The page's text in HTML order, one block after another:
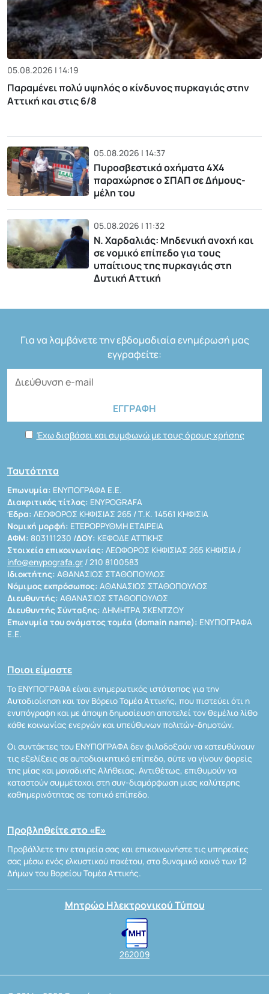
05.08.2026 | 14:19
Παραμένει πολύ υψηλός ο κίνδυνος πυρκαγιάς στην
Αττική και στις 6/8
05.08.2026 | 14:37
Πυροσβεστικά οχήματα 4Χ4
παραχώρησε ο ΣΠΑΠ σε Δήμους-
μέλη του
05.08.2026 | 11:32
Ν. Χαρδαλιάς: Μηδενική ανοχή και
σε νομικό επίπεδο για τους
υπαίτιους της πυρκαγιάς στη
Δυτική Αττική
Για να λαμβάνετε την εβδομαδιαία ενημέρωσή μας
εγγραφείτε:
Έχω διαβάσει και συμφωνώ με τους όρους χρήσης
Ταυτότητα
Επωνυμία: ΕΝΥΠΟΓΡΑΦΑ Ε.Ε.
Διακριτικός τίτλος: ENYPOGRAFA
Έδρα: ΛΕΩΦΟΡΟΣ ΚΗΦΙΣΙΑΣ 265 / Τ.Κ. 14561 ΚΗΦΙΣΙΑ
Νομική μορφή: ΕΤΕΡΟΡΡΥΘΜΗ ΕΤΑΙΡΕΙΑ
ΑΦΜ: 803111230 /ΔΟΥ: ΚΕΦΟΔΕ ΑΤΤΙΚΗΣ
Στοιχεία επικοινωνίας: ΛΕΩΦΟΡΟΣ ΚΗΦΙΣΙΑΣ 265 ΚΗΦΙΣΙΑ /
info@enypografa.gr / 210 8100583
Ιδιοκτήτης: ΑΘΑΝΑΣΙΟΣ ΣΤΑΘΟΠΟΥΛΟΣ
Νόμιμος εκπρόσωπος: ΑΘΑΝΑΣΙΟΣ ΣΤΑΘΟΠΟΥΛΟΣ
Διευθυντής: ΑΘΑΝΑΣΙΟΣ ΣΤΑΘΟΠΟΥΛΟΣ
Διευθυντής Σύνταξης: ΔΗΜΗΤΡΑ ΣΚΕΝΤΖΟΥ
Επωνυμία του ονόματος τομέα (domain name): ΕΝΥΠΟΓΡΑΦΑ
Ε.Ε.
Ποιοι είμαστε
Το ΕΝΥΠΟΓΡΑΦΑ είναι ενημερωτικός ιστότοπος για την
Αυτοδιοίκηση και τον Βόρειο Τομέα Αττικής, που πιστεύει ότι η
ενυπόγραφη και με άποψη δημοσίευση αποτελεί τον θεμέλιο λίθο
κάθε κοινωνίας ενεργών και υπεύθυνων πολιτών-δημοτών.
Οι συντάκτες του ΕΝΥΠΟΓΡΑΦΑ δεν φιλοδοξούν να κατευθύνουν
τις εξελίξεις σε αυτοδιοικητικό επίπεδο, ούτε να γίνουν φορείς
της μίας και μοναδικής Αλήθειας. Αντιθέτως, επιθυμούν να
καταστούν συμμέτοχοι στη συν-διαμόρφωση μιας καλύτερης
καθημερινότητας σε τοπικό επίπεδο.
Προβληθείτε στο «Ε»
Προβάλλετε την εταιρεία σας και επικοινωνήστε τις υπηρεσίες
σας μέσω ενός ελκυστικού πακέτου, στο δυναμικό κοινό των 12
Δήμων του Βορείου Τομέα Αττικής.
Μητρώο Ηλεκτρονικού Τύπου
262009